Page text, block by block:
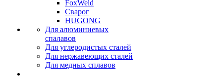
FoxWeld
Сварог
HUGONG
Для алюминиевых
спалавов
Для углеродистых сталей
Для нержавеющих сталей
Для медных сплавов